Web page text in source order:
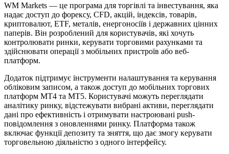
WM Markets — це програма для торгівлі та інвестування, яка
надає доступ до форексу, CFD, акцій, індексів, товарів,
криптовалют, ETF, металів, енергоносіїв і державних цінних
паперів. Він розроблений для користувачів, які хочуть
контролювати ринки, керувати торговими рахунками та
здійснювати операції з мобільних пристроїв або веб-
платформ.
Додаток підтримує інструменти налаштування та керування
обліковим записом, а також доступ до мобільних торгових
платформ MT4 та MT5. Користувачі можуть переглядати
аналітику ринку, відстежувати вибрані активи, переглядати
дані про ефективність і отримувати настроювані push-
повідомлення з оновленнями ринку. Платформа також
включає функції депозиту та зняття, що дає змогу керувати
торговельною діяльністю з одного інтерфейсу.